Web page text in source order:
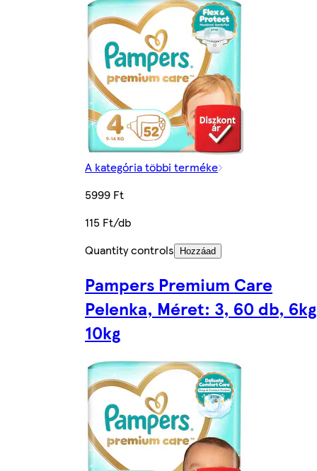
A kategória többi terméke
5999 Ft
115 Ft/db
Quantity controls
Hozzáad
Pampers Premium Care
Pelenka, Méret: 3, 60 db,
10kg